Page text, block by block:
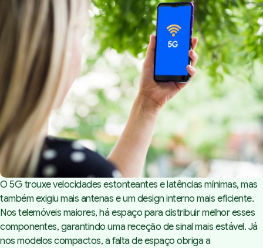
O 5G trouxe velocidades estonteantes e latências mínimas, mas
também exigiu mais antenas e um design interno mais eficiente.
Nos telemóveis maiores, há espaço para distribuir melhor esses
componentes, garantindo uma receção de sinal mais estável. Já
nos modelos compactos, a falta de espaço obriga a